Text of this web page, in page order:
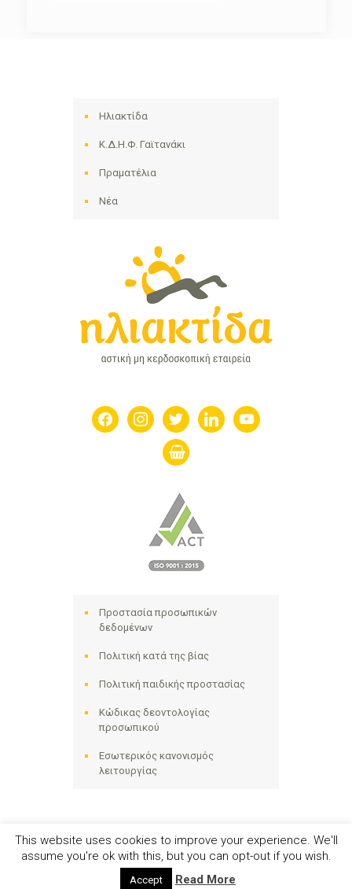
Ηλιακτίδα
Κ.Δ.Η.Φ. Γαϊτανάκι
Πραματέλια
Νέα
facebookinstagramtwitter linkedin youtube
shopping-
basket
Προστασία προσωπικών
δεδομένων
Πολιτική κατά της βίας
Πολιτική παιδικής προστασίας
Κώδικας δεοντολογίας
προσωπικού
Εσωτερικός κανονισμός
λειτουργίας
Ηλιακτίδα ΑΜΚΕ © 2024 - All Right Reserved
Αριθμός Γ.Ε.ΜΗ. 141258642000
This website uses cookies to improve your experience. We'll
assume you're ok with this, but you can opt-out if you wish.
Accept Read More